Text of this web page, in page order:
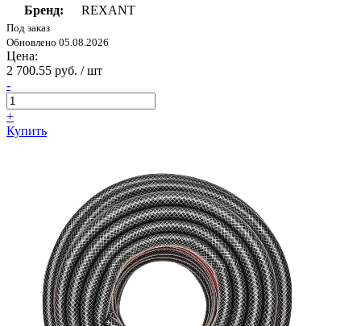
Бренд:
REXANT
Под заказ
Обновлено 05.08.2026
Цена:
2 700.55 руб. / шт
-
+
Купить